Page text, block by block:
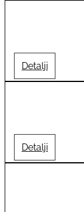
Detalji
Detalji